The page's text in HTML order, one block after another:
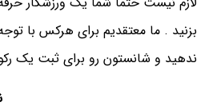
بزنید . ما معتقدیم برای هرکس با
ندهید و شانستون رو برای ثبت یک